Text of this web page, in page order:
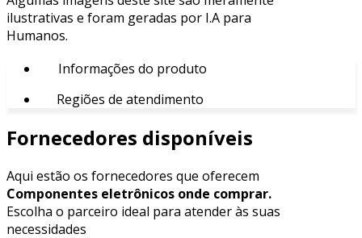
ilustrativas e foram geradas por I.A para
Humanos.
Informações do produto
Regiões de atendimento
Fornecedores disponíveis
Aqui estão os fornecedores que oferecem
Componentes eletrônicos onde comprar.
Escolha o parceiro ideal para atender às suas
necessidades